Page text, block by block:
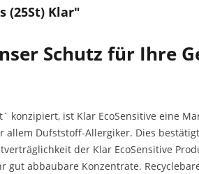
(25St) Klar"
Schutz für
konzipiert, ist Klar EcoSensitive eine
Dufststoff-Allergiker. Dies
der Klar EcoSensitive
gut abbaubare Konzentrate.